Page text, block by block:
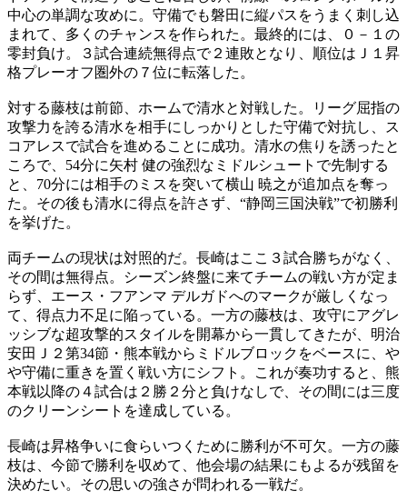
中心の単調な攻めに。守備でも磐田に縦パスをうまく刺し込
まれて、多くのチャンスを作られた。最終的には、０－１の
零封負け。３試合連続無得点で２連敗となり、順位はＪ１昇
格プレーオフ圏外の７位に転落した。
対する藤枝は前節、ホームで清水と対戦した。リーグ屈指の
攻撃力を誇る清水を相手にしっかりとした守備で対抗し、ス
コアレスで試合を進めることに成功。清水の焦りを誘ったと
ころで、54分に矢村 健の強烈なミドルシュートで先制する
と、70分には相手のミスを突いて横山 暁之が追加点を奪っ
た。その後も清水に得点を許さず、“静岡三国決戦”で初勝利
を挙げた。
両チームの現状は対照的だ。長崎はここ３試合勝ちがなく、
その間は無得点。シーズン終盤に来てチームの戦い方が定ま
らず、エース・フアンマ デルガドへのマークが厳しくなっ
て、得点力不足に陥っている。一方の藤枝は、攻守にアグレ
ッシブな超攻撃的スタイルを開幕から一貫してきたが、明治
安田Ｊ２第34節・熊本戦からミドルブロックをベースに、や
や守備に重きを置く戦い方にシフト。これが奏功すると、熊
本戦以降の４試合は２勝２分と負けなしで、その間には三度
のクリーンシートを達成している。
長崎は昇格争いに食らいつくために勝利が不可欠。一方の藤
枝は、今節で勝利を収めて、他会場の結果にもよるが残留を
決めたい。その思いの強さが問われる一戦だ。